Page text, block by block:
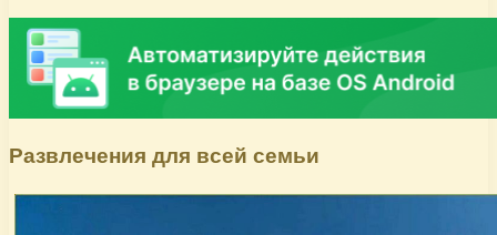
Развлечения для всей семьи